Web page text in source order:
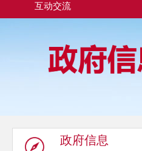
互动交流
政府信息